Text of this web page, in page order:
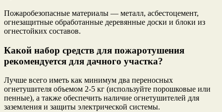
Пожаробезопасные материалы — металл, асбестоцемент,
огнезащитные обработанные деревянные доски и блоки из
огнестойких составов.
Какой набор средств для пожаротушения
рекомендуется для дачного участка?
Лучше всего иметь как минимум два переносных
огнетушителя объемом 2-5 кг (используйте порошковые или
пенные), а также обеспечить наличие огнетушителей для
заземления и защиты электрической системы.